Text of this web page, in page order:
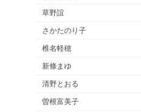
草野誼
さかたのり子
椎名軽穂
新條まゆ
清野とおる
曽根富美子